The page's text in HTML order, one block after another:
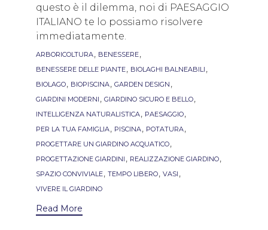
questo è il dilemma, noi di PAESAGGIO
ITALIANO te lo possiamo risolvere
immediatamente.
Tags
ARBORICOLTURA, BENESSERE,
BENESSERE DELLE PIANTE, BIOLAGHI BALNEABILI ,
BIOLAGO, BIOPISCINA, GARDEN DESIGN ,
GIARDINI MODERNI , GIARDINO SICURO E BELLO,
INTELLIGENZA NATURALISTICA, PAESAGGIO,
PER LA TUA FAMIGLIA, PISCINA, POTATURA,
PROGETTARE UN GIARDINO ACQUATICO,
PROGETTAZIONE GIARDINI , REALIZZAZIONE GIARDINO,
SPAZIO CONVIVIALE, TEMPO LIBERO, VASI ,
VIVERE IL GIARDINO
Read More